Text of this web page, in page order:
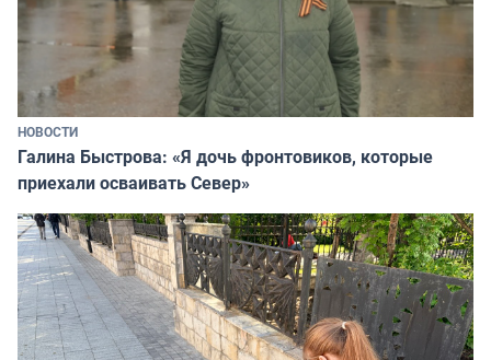
НОВОСТИ
Галина Быстрова: «Я дочь фронтовиков, которые
приехали осваивать Север»